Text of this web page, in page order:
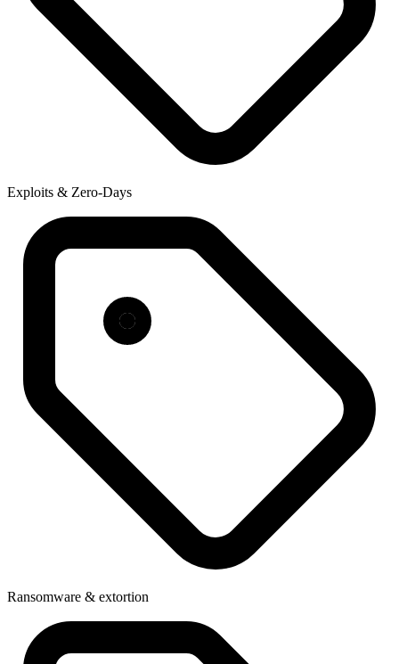
Exploits & Zero-Days
Ransomware & extortion